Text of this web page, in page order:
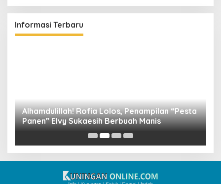
Informasi Terbaru
Alhamdulillah! Rofia Lolos, Penampilan “Pesta
Panen” Elvy Sukaesih Berbuah Manis